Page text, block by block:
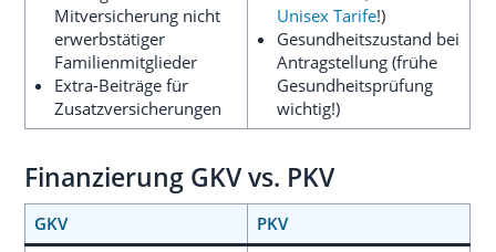
Mitversicherung nicht
erwerbstätiger
Familienmitglieder
Extra-Beiträge für
Zusatzversicherungen
Unisex Tarife!)
Gesundheitszustand bei
Antragstellung (frühe
Gesundheitsprüfung
wichtig!)
Finanzierung GKV vs. PKV
GKV
PKV